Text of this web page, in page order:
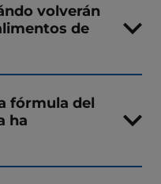
volverán
de
fórmula del
ha